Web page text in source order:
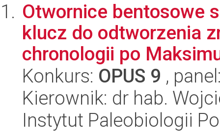
Otwornice bentosowe
klucz do odtworzenia
chronologii po
Konkurs: OPUS 9 ,
Kierownik: dr hab.
Instytut Paleobiologii